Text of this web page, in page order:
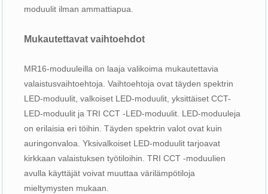
moduulit ilman ammattiapua.
Mukautettavat vaihtoehdot
MR16-moduuleilla on laaja valikoima mukautettavia
valaistusvaihtoehtoja. Vaihtoehtoja ovat täyden spektrin
LED-moduulit, valkoiset LED-moduulit, yksittäiset CCT-
LED-moduulit ja TRI CCT -LED-moduulit. LED-moduuleja
on erilaisia ​​eri töihin. Täyden spektrin valot ovat kuin
auringonvaloa. Yksivalkoiset LED-moduulit tarjoavat
kirkkaan valaistuksen työtiloihin. TRI CCT -moduulien
avulla käyttäjät voivat muuttaa värilämpötiloja
mieltymysten mukaan.